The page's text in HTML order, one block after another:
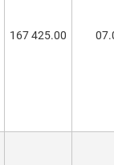
167 425.00